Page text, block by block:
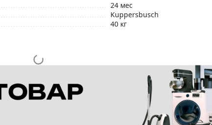
24 мес
Kuppersbusch
40 кг